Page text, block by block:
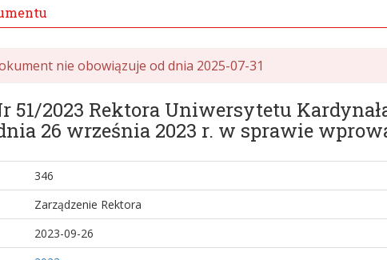
nie obowiązuje od dnia 2025-07-31
51/2023 Rektora Uniwersytetu
26 września 2023 r. w sprawie
346
Zarządzenie Rektora
2023-09-26